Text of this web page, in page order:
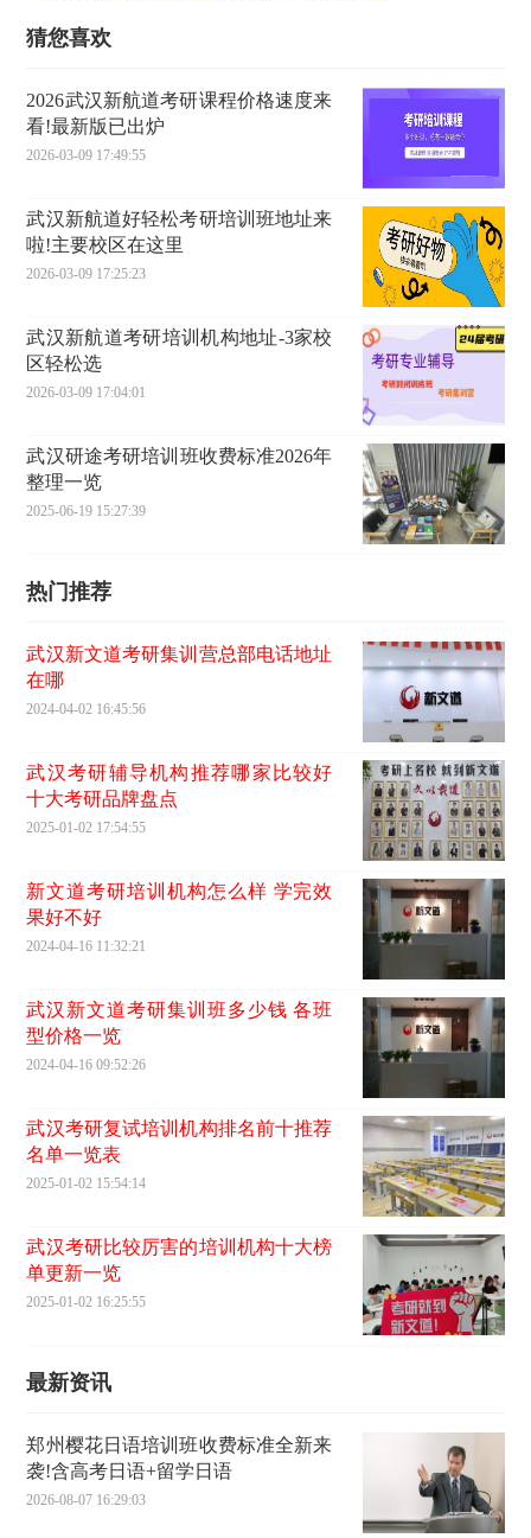
猜您喜欢
2026武汉新航道考研课程价格速度来
看!最新版已出炉
2026-03-09 17:49:55
武汉新航道好轻松考研培训班地址来
啦!主要校区在这里
2026-03-09 17:25:23
武汉新航道考研培训机构地址-3家校
区轻松选
2026-03-09 17:04:01
武汉研途考研培训班收费标准2026年
整理一览
2025-06-19 15:27:39
热门推荐
武汉新文道考研集训营总部电话地址
在哪
2024-04-02 16:45:56
武汉考研辅导机构推荐哪家比较好
十大考研品牌盘点
2025-01-02 17:54:55
新文道考研培训机构怎么样 学完效
果好不好
2024-04-16 11:32:21
武汉新文道考研集训班多少钱 各班
型价格一览
2024-04-16 09:52:26
武汉考研复试培训机构排名前十推荐
名单一览表
2025-01-02 15:54:14
武汉考研比较厉害的培训机构十大榜
单更新一览
2025-01-02 16:25:55
最新资讯
郑州樱花日语培训班收费标准全新来
袭!含高考日语+留学日语
2026-08-07 16:29:03